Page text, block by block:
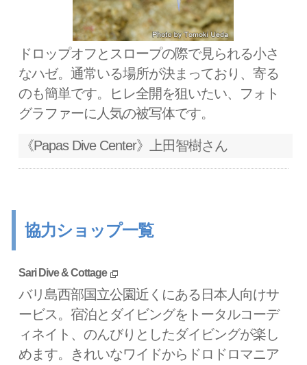
ドロップオフとスロープの際で見られる小さ
なハゼ。通常いる場所が決まっており、寄る
のも簡単です。ヒレ全開を狙いたい、フォト
グラファーに人気の被写体です。
《Papas Dive Center》上田智樹さん
協力ショップ一覧
Sari Dive & Cottage
バリ島西部国立公園近くにある日本人向けサ
ービス。宿泊とダイビングをトータルコーデ
ィネイト、のんびりとしたダイビングが楽し
めます。きれいなワイドからドロドロマニア